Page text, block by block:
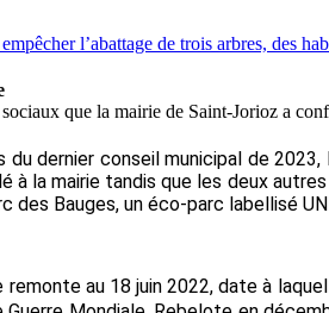
que la mairie de Saint-Jorioz a
du dernier conseil municipal de
à la mairie tandis que les deux
des Bauges, un éco-parc labellisé
remonte au 18 juin 2022, date à